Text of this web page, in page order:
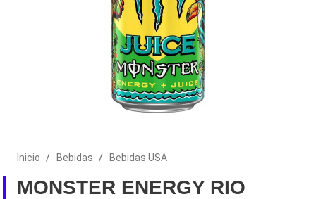
Inicio / Bebidas / Bebidas USA
MONSTER ENERGY RIO